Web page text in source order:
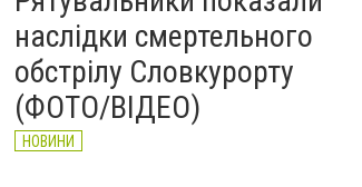
наслідки смертельного
обстрілу Словкурорту
(ФОТО/ВІДЕО)
НОВИНИ